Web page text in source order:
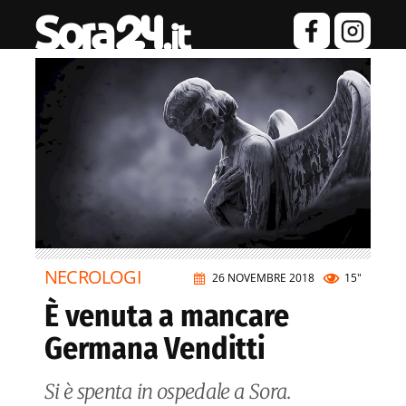
26 NOVEMBRE 2018 15"
NECROLOGI
È venuta a mancare
Germana Venditti
Si è spenta in ospedale a Sora.